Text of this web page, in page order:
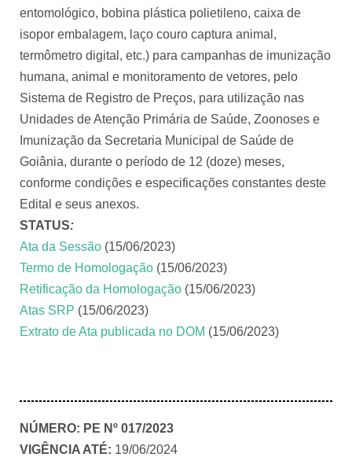
entomológico, bobina plástica polietileno, caixa de
isopor embalagem, laço couro captura animal,
termômetro digital, etc.) para campanhas de imunização
humana, animal e monitoramento de vetores, pelo
Sistema de Registro de Preços, para utilização nas
Unidades de Atenção Primária de Saúde, Zoonoses e
Imunização da Secretaria Municipal de Saúde de
Goiânia, durante o período de 12 (doze) meses,
conforme condições e especificações constantes deste
Edital e seus anexos.
STATUS:
Ata da Sessão (15/06/2023)
Termo de Homologação (15/06/2023)
Retificação da Homologação (15/06/2023)
Atas SRP (15/06/2023)
Extrato de Ata publicada no DOM (15/06/2023)
NÚMERO: PE Nº 017/2023
VIGÊNCIA ATÉ: 19/06/2024